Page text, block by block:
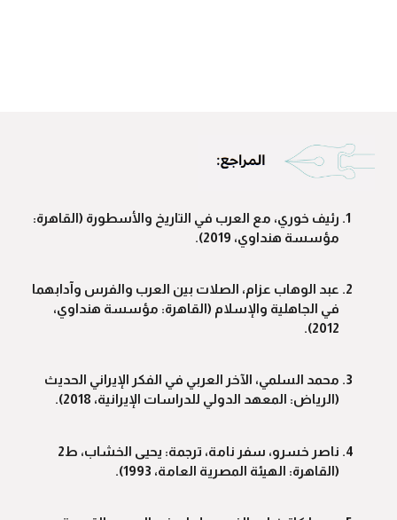
رئيف خوري، مع العرب في التاريخ والأسطورة (القاهرة:
مؤسسة هنداوي، 2019).
عبد الوهاب عزام، الصلات بين العرب والفرس وآدابهما
في الجاهلية والإسلام (القاهرة: مؤسسة هنداوي،
2012).
محمد السلمي، الآخر العربي في الفكر الإيراني الحديث
(الرياض: المعهد الدولي للدراسات الإيرانية، 2018).
ناصر خسرو، سفر نامة، ترجمة: يحيى الخشاب، ط2
(القاهرة: الهيئة المصرية العامة، 1993).